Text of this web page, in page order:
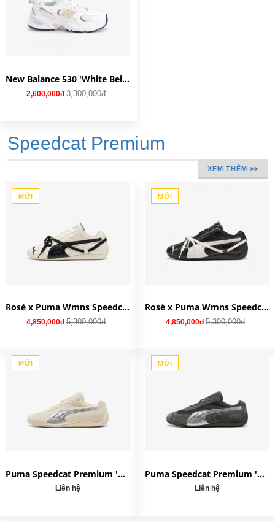
New Balance 530 'White Beige' GR530SO
2,600,000đ 3,300,000đ
Speedcat Premium
XEM THÊM >>
MỚI
Rosé x Puma Wmns Speedcat Leather 'Warm White' 404390-01
4,850,000đ 5,300,000đ
MỚI
Rosé x Puma Wmns Speedcat Premium 'Black' 404391-01
4,850,000đ 5,300,000đ
MỚI
Puma Speedcat Premium 'Khaki Silver' 403902-01
Liên hệ
MỚI
Puma Speedcat Premium 'Matte Silver' 403902-03
Liên hệ